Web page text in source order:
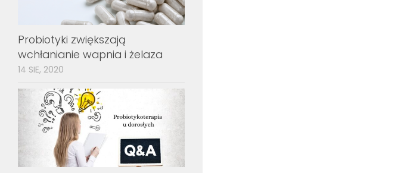
Probiotyki zwiększają
wchłanianie wapnia i żelaza
14 SIE, 2020